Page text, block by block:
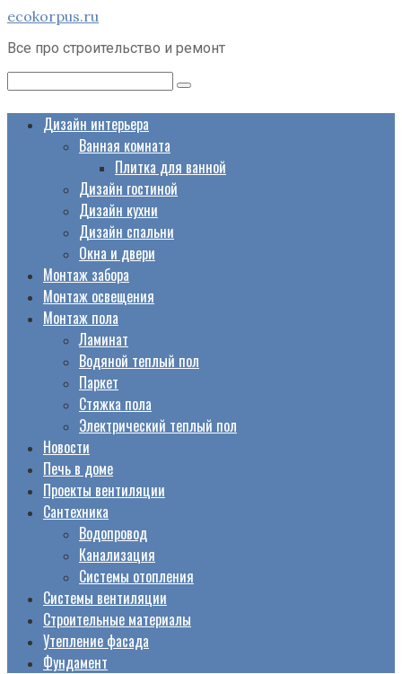
Перейти
контенту
ecokorpus.ru
Все про строительство и ремонт
Дизайн интерьера
Ванная комната
Плитка для ванной
Дизайн гостиной
Дизайн кухни
Дизайн спальни
Окна и двери
Монтаж забора
Монтаж освещения
Монтаж пола
Ламинат
Водяной теплый пол
Паркет
Стяжка пола
Электрический теплый пол
Новости
Печь в доме
Проекты вентиляции
Сантехника
Водопровод
Канализация
Системы отопления
Системы вентиляции
Строительные материалы
Утепление фасада
Фундамент